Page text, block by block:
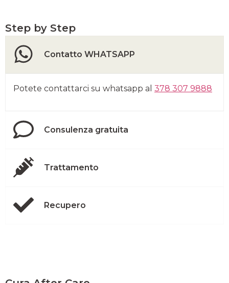
Step by Step
Contatto WHATSAPP
Potete contattarci su whatsapp al 378 307 9888
Consulenza gratuita
Trattamento
Recupero